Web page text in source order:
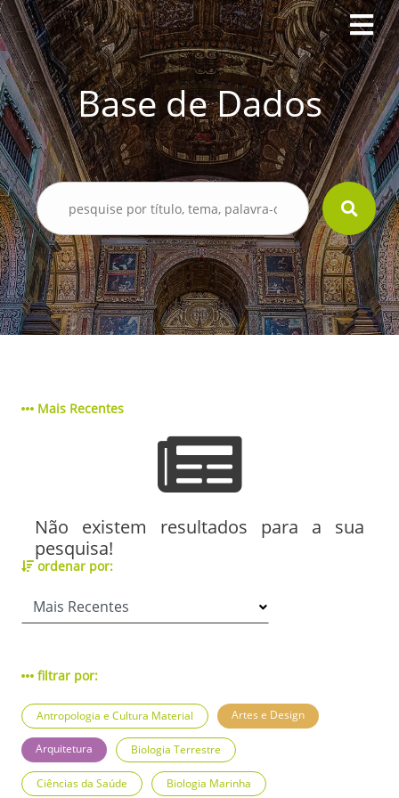
Base de Dados
Mais Recentes
Não existem resultados para a sua
pesquisa!
ordenar por:
filtrar por:
Antropologia e Cultura Material Artes e Design
Arquitetura Biologia Terrestre
Ciências da Saúde Biologia Marinha